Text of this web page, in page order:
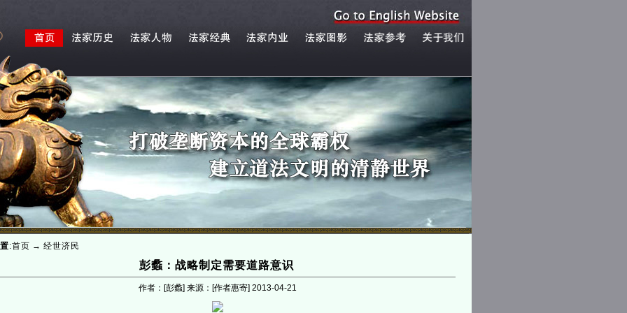
:首页 → 经世济民
彭蠡：战略制定需要道路意识
作者：[彭蠡] 来源：[作者惠寄] 2013-04-21